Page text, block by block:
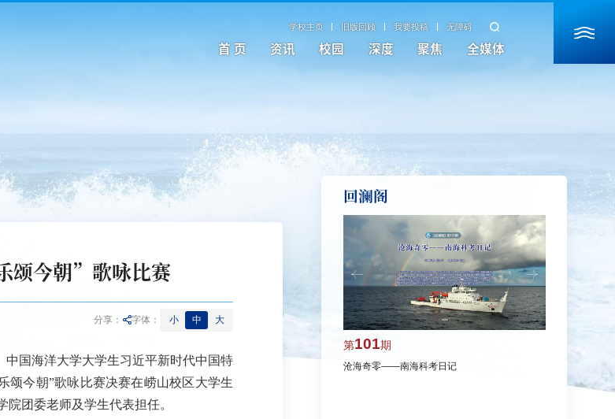
学校主页 旧版回顾 我要投稿 无障碍
首 页 资讯 校园 深度 聚焦 全媒体
颂今朝”歌咏比赛
分享： 字体： 小 中 大
国海洋大学大学生习近平新时代中国特
颂今朝”歌咏比赛决赛在崂山校区大学生
团委老师及学生代表担任。
回澜阁
第101期
沧海奇零——南海科考日记
洋大学多措并